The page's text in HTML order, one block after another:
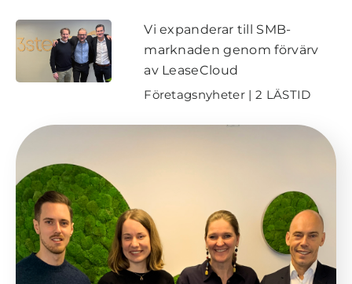
Vi expanderar till SMB-
marknaden genom förvärv
av LeaseCloud
Företagsnyheter | 2 LÄSTID